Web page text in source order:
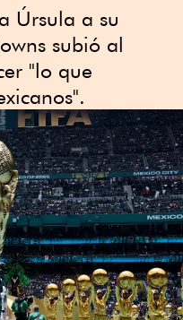
Úrsula a su
subió al
"lo que